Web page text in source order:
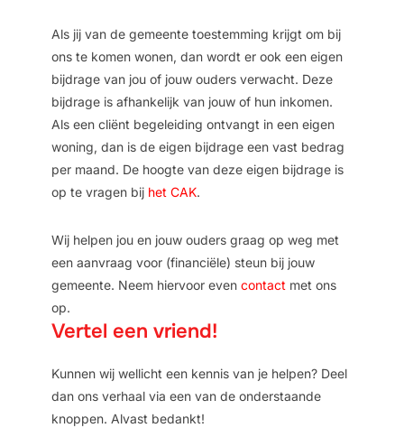
Als jij van de gemeente toestemming krijgt om bij
ons te komen wonen, dan wordt er ook een eigen
bijdrage van jou of jouw ouders verwacht. Deze
bijdrage is afhankelijk van jouw of hun inkomen.
Als een cliënt begeleiding ontvangt in een eigen
woning, dan is de eigen bijdrage een vast bedrag
per maand. De hoogte van deze eigen bijdrage is
op te vragen bij het CAK.
Wij helpen jou en jouw ouders graag op weg met
een aanvraag voor (financiële) steun bij jouw
gemeente. Neem hiervoor even contact met ons
op.
Vertel een vriend!
Kunnen wij wellicht een kennis van je helpen? Deel
dan ons verhaal via een van de onderstaande
knoppen. Alvast bedankt!